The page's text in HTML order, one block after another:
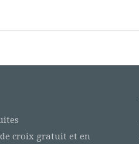
croix gratuit et en